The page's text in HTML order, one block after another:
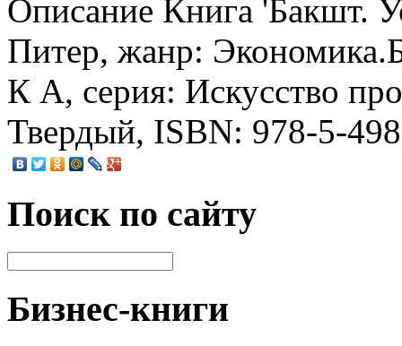
Описание Книга 'Бакшт.
Питер, жанр:
К А, серия: Искусство
Твердый, ISBN: 978-5-
Поиск по сайту
Бизнес-книги